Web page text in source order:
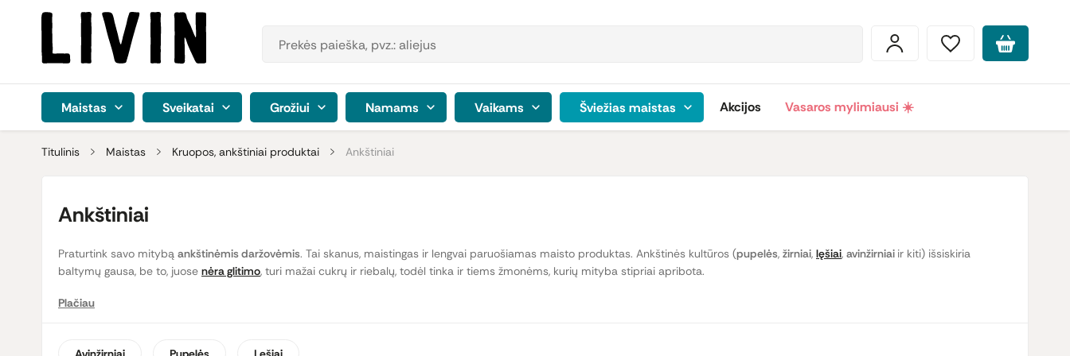
Maistas Sveikatai Grožiui Namams Vaikams Šviežias maistas Akcijos Vasaros mylimiausi ☀️
Titulinis Maistas Kruopos, ankštiniai produktai Ankštiniai
Ankštiniai
Praturtink savo mitybą ankštinėmis daržovėmis. Tai skanus, maistingas ir lengvai paruošiamas maisto produktas. Ankštinės kultūros (pupelės, žirniai, lęšiai, avinžirniai ir kiti) išsiskiria
baltymų gausa, be to, juose nėra glitimo, turi mažai cukrų ir riebalų, todėl tinka ir tiems žmonėms, kurių mityba stipriai apribota.
Skirtingų rūšių lęšiai, žirniai ir pupelės
Plačiau